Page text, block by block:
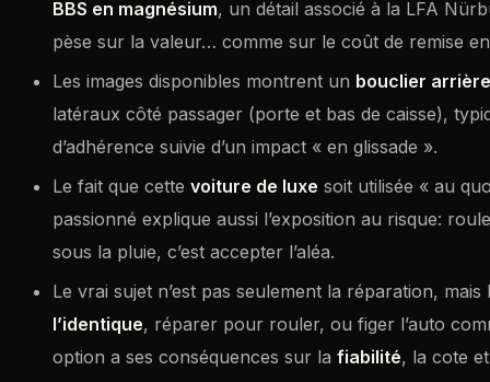
BBS en magnésium, un détail associé à la LFA
pèse sur la valeur… comme sur le coût de remise
Les images disponibles montrent un bouclier
latéraux côté passager (porte et bas de caisse),
d’adhérence suivie d’un impact « en glissade ».
Le fait que cette voiture de luxe soit utilisée « au
passionné explique aussi l’exposition au risque:
sous la pluie, c’est accepter l’aléa.
Le vrai sujet n’est pas seulement la réparation,
l’identique, réparer pour rouler, ou figer l’auto
option a ses conséquences sur la fiabilité, la cote